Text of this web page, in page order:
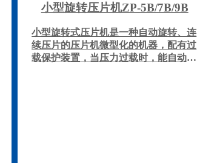
小型旋转压片机ZP-5B/7B/9B
小型旋转式压片机是一种自动旋转、连
续压片的压片机微型化的机器，配有过
载保护装置，当压力过载时，能自动停